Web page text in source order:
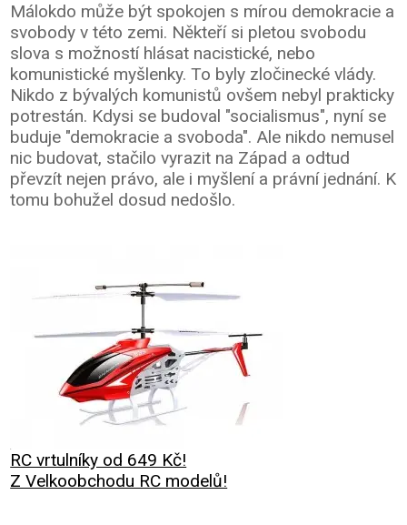
Málokdo může být spokojen s mírou demokracie a
svobody v této zemi. Někteří si pletou svobodu
slova s možností hlásat nacistické, nebo
komunistické myšlenky. To byly zločinecké vlády.
Nikdo z bývalých komunistů ovšem nebyl prakticky
potrestán. Kdysi se budoval "socialismus", nyní se
buduje "demokracie a svoboda". Ale nikdo nemusel
nic budovat, stačilo vyrazit na Západ a odtud
převzít nejen právo, ale i myšlení a právní jednání. K
tomu bohužel dosud nedošlo.
RC vrtulníky od 649 Kč!
Z Velkoobchodu RC modelů!